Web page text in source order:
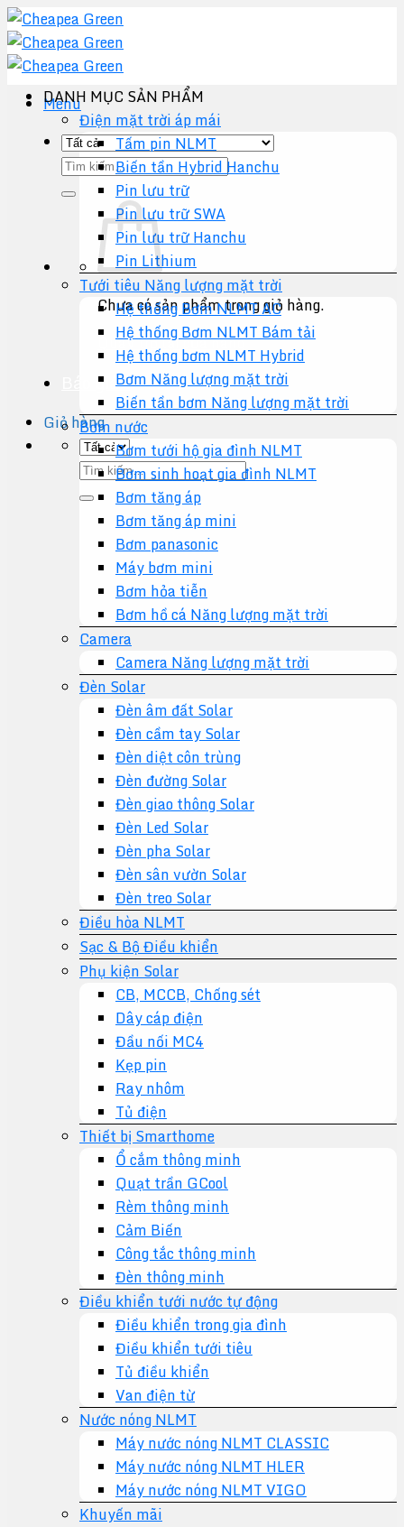
Chuyển
đến
nội
dung
Menu
Tìm
kiếm:
Chưa có sản phẩm trong giỏ hàng.
Quay trở lại cửa hàng
Báo giá +
Giỏ hàng
Tìm
kiếm:
DANH MỤC SẢN PHẨM
Điện mặt trời áp mái
Tấm pin NLMT
Biến tần Hybrid Hanchu
Pin lưu trữ
Pin lưu trữ SWA
Pin lưu trữ Hanchu
Pin Lithium
Tưới tiêu Năng lượng mặt trời
Hệ thống Bơm NLMT AC
Hệ thống Bơm NLMT Bám tải
Hệ thống bơm NLMT Hybrid
Bơm Năng lượng mặt trời
Biến tần bơm Năng lượng mặt trời
Bơm nước
Bơm tưới hộ gia đình NLMT
Bơm sinh hoạt gia đình NLMT
Bơm tăng áp
Bơm tăng áp mini
Bơm panasonic
Máy bơm mini
Bơm hỏa tiễn
Bơm hồ cá Năng lượng mặt trời
Camera
Camera Năng lượng mặt trời
Đèn Solar
Đèn âm đất Solar
Đèn cầm tay Solar
Đèn diệt côn trùng
Đèn đường Solar
Đèn giao thông Solar
Đèn Led Solar
Đèn pha Solar
Đèn sân vườn Solar
Đèn treo Solar
Điều hòa NLMT
Sạc & Bộ Điều khiển
Phụ kiện Solar
CB, MCCB, Chống sét
Dây cáp điện
Đầu nối MC4
Kẹp pin
Ray nhôm
Tủ điện
Thiết bị Smarthome
Ổ cắm thông minh
Quạt trần GCool
Rèm thông minh
Cảm Biến
Công tắc thông minh
Đèn thông minh
Điều khiển tưới nước tự động
Điều khiển trong gia đình
Điều khiển tưới tiêu
Tủ điều khiển
Van điện từ
Nước nóng NLMT
Máy nước nóng NLMT CLASSIC
Máy nước nóng NLMT HLER
Máy nước nóng NLMT VIGO
Khuyến mãi